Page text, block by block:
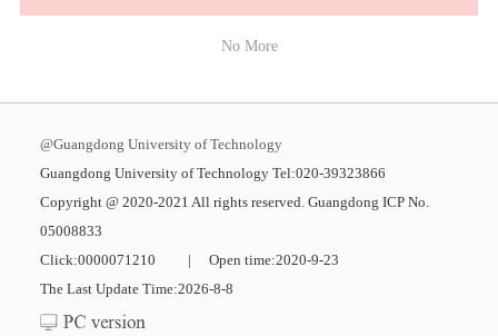
No More
@Guangdong University of Technology
Guangdong University of Technology Tel:020-39323866
Copyright @ 2020-2021 All rights reserved. Guangdong ICP No.
05008833
Click:0000071210 | Open time:2020-9-23
The Last Update Time:2026-8-8